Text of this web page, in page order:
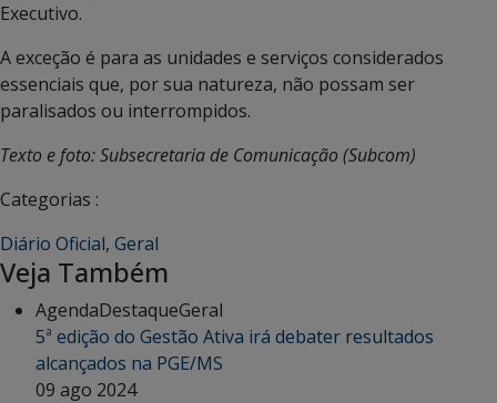
Executivo.
A exceção é para as unidades e serviços considerados
essenciais que, por sua natureza, não possam ser
paralisados ou interrompidos.
Texto e foto: Subsecretaria de Comunicação (Subcom)
Categorias :
Diário Oficial, Geral
Veja Também
AgendaDestaqueGeral
5ª edição do Gestão Ativa irá debater resultados
alcançados na PGE/MS
09 ago 2024